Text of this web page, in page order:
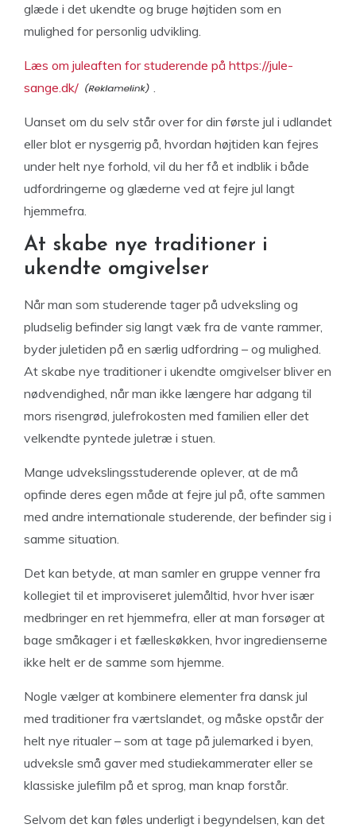
glæde i det ukendte og bruge højtiden som en
mulighed for personlig udvikling.
Læs om juleaften for studerende på https://jule-
sange.dk/
Uanset om du selv står over for din første jul i udlandet
eller blot er nysgerrig på, hvordan højtiden kan fejres
under helt nye forhold, vil du her få et indblik i både
udfordringerne og glæderne ved at fejre jul langt
hjemmefra.
At skabe nye traditioner i
ukendte omgivelser
Når man som studerende tager på udveksling og
pludselig befinder sig langt væk fra de vante rammer,
byder juletiden på en særlig udfordring – og mulighed.
At skabe nye traditioner i ukendte omgivelser bliver en
nødvendighed, når man ikke længere har adgang til
mors risengrød, julefrokosten med familien eller det
velkendte pyntede juletræ i stuen.
Mange udvekslingsstuderende oplever, at de må
opfinde deres egen måde at fejre jul på, ofte sammen
med andre internationale studerende, der befinder sig i
samme situation.
Det kan betyde, at man samler en gruppe venner fra
kollegiet til et improviseret julemåltid, hvor hver især
medbringer en ret hjemmefra, eller at man forsøger at
bage småkager i et fælleskøkken, hvor ingredienserne
ikke helt er de samme som hjemme.
Nogle vælger at kombinere elementer fra dansk jul
med traditioner fra værtslandet, og måske opstår der
helt nye ritualer – som at tage på julemarked i byen,
udveksle små gaver med studiekammerater eller se
klassiske julefilm på et sprog, man knap forstår.
Selvom det kan føles underligt i begyndelsen, kan det